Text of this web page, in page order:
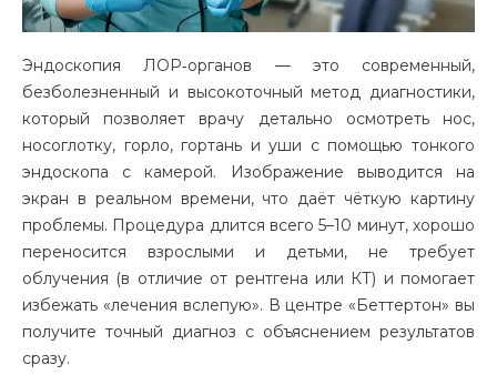
Эндоскопия ЛОР‑органов — это современный,
безболезненный и высокоточный метод диагностики,
который позволяет врачу детально осмотреть нос,
носоглотку, горло, гортань и уши с помощью тонкого
эндоскопа с камерой. Изображение выводится на
экран в реальном времени, что даёт чёткую картину
проблемы. Процедура длится всего 5–10 минут, хорошо
переносится взрослыми и детьми, не требует
облучения (в отличие от рентгена или КТ) и помогает
избежать «лечения вслепую». В центре «Беттертон» вы
получите точный диагноз с объяснением результатов
сразу.